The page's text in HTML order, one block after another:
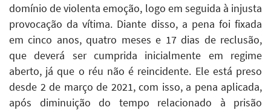
domínio de violenta emoção, logo em seguida à injusta
provocação da vítima. Diante disso, a pena foi fixada
em cinco anos, quatro meses e 17 dias de reclusão,
que deverá ser cumprida inicialmente em regime
aberto, já que o réu não é reincidente. Ele está preso
desde 2 de março de 2021, com isso, a pena aplicada,
após diminuição do tempo relacionado à prisão